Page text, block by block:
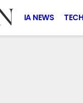
IA NEWS TECH